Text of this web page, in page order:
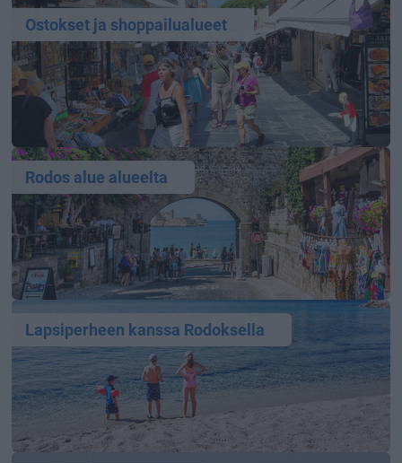
Ostokset ja shoppailualueet
Rodos alue alueelta
Lapsiperheen kanssa Rodoksella